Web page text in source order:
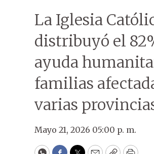
La Iglesia
distribuyó el
ayuda
familias
varias
Mayo 21, 2026 05:00 p. m.